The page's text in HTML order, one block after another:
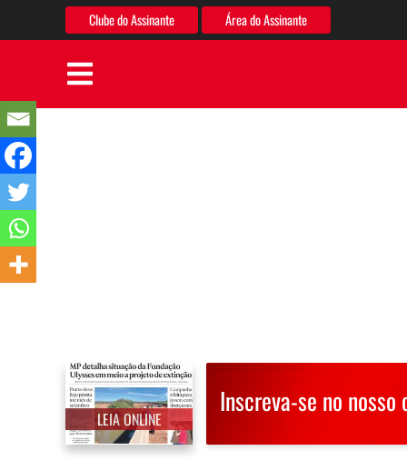
Clube do Assinante Área do Assinante
LEIA ONLINE
Inscreva-se no nosso